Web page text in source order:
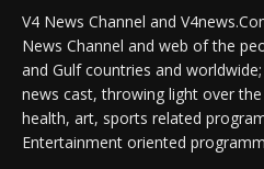
V4 News Channel and
News Channel and web of the
and Gulf countries and
news cast, throwing light over
health, art, sports related
Entertainment oriented